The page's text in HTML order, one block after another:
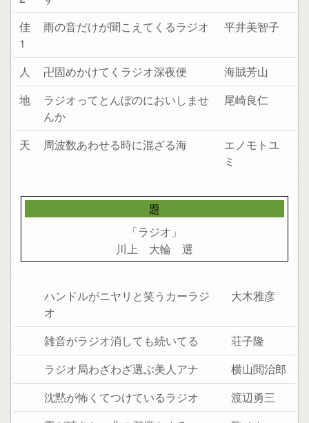
佳
1
雨の音だけが聞こえてくるラジオ 平井美智子
人 卍固めかけてくラジオ深夜便
海賊芳山
地
ラジオってとんぼのにおいしませ
んか
尾崎良仁
天 周波数あわせる時に混ざる海
エノモトユ
ミ
題
「ラジオ」
川上 大輪 選
ハンドルがニヤリと笑うカーラジ
オ
大木雅彦
雑音がラジオ消しても続いてる
荘子隆
ラジオ局わざわざ選ぶ美人アナ
横山閲治郎
沈黙が怖くてつけているラジオ
渡辺勇三